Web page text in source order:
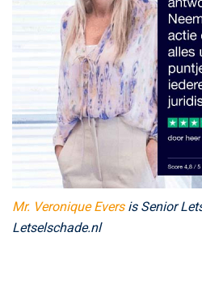
Mr. Veronique Eversis Senior
Letselschade.nl